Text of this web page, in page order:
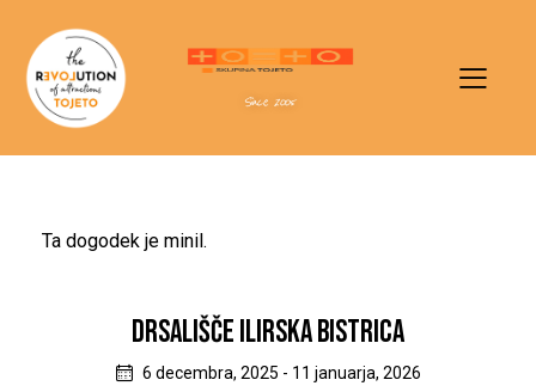
Since 2005
Ta dogodek je minil.
DRSALIŠČE ILIRSKA BISTRICA
6 decembra, 2025 - 11 januarja, 2026